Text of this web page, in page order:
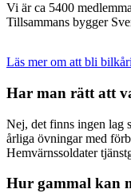
Vi är ca 5400
Tillsammans bygger
Läs mer om att bli
Har man rätt att
Nej, det finns ingen lag
årliga övningar med
Hemvärnssoldater
Hur gammal kan